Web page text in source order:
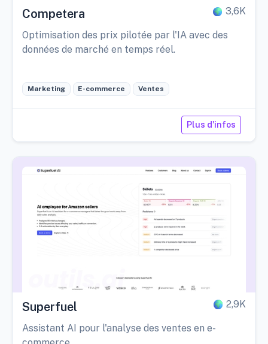
Competera 3,6K
Optimisation des prix pilotée par l'IA avec des
données de marché en temps réel.
Marketing E-commerce Ventes
Plus d'infos
Superfuel 2,9K
Assistant AI pour l'analyse des ventes en e-